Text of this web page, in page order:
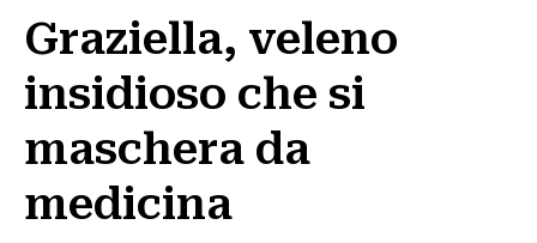
Graziella, veleno
insidioso che si
maschera da
medicina